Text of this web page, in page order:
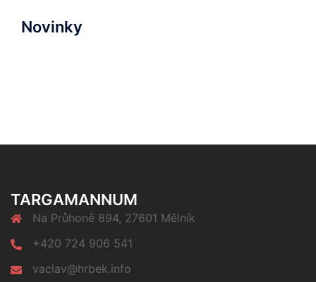
Novinky
TARGAMANNUM
Na Průhoně 894, 27601 Mělník
+420 724 906 541
vaclav@hrbek.info